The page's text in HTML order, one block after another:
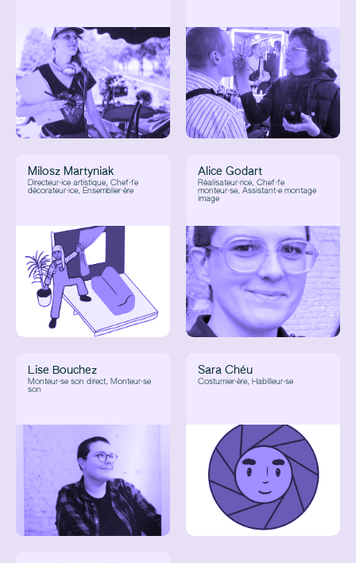
Milosz Martyniak
Directeur·ice artistique, Chef·fe
décorateur·ice, Ensemblier·ère
Alice Godart
Réalisateur·rice, Chef·fe
monteur·se, Assistant·e montage
image
Lise Bouchez
Monteur·se son direct, Monteur·se
son
Sara Chéu
Costumier·ère, Habilleur·se